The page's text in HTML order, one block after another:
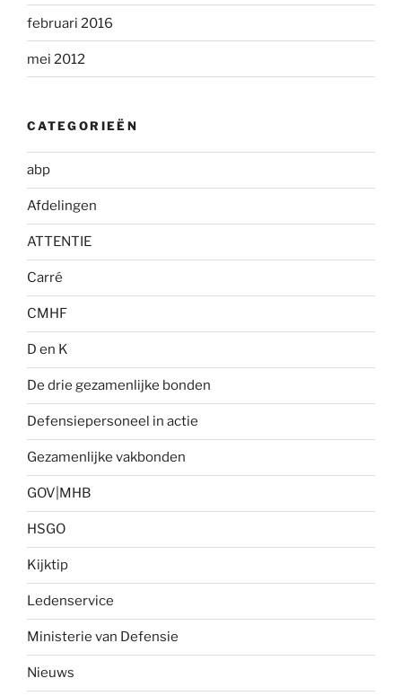
februari 2016
mei 2012
CATEGORIEËN
abp
Afdelingen
ATTENTIE
Carré
CMHF
D en K
De drie gezamenlijke bonden
Defensiepersoneel in actie
Gezamenlijke vakbonden
GOV|MHB
HSGO
Kijktip
Ledenservice
Ministerie van Defensie
Nieuws